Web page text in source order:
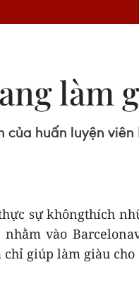
làm
huấn luyện
sự khôngthích
vào
giúp làm giàu cho